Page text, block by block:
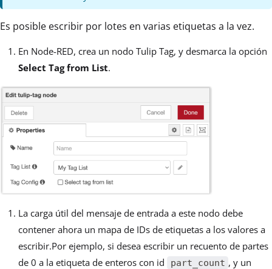
Es posible escribir por lotes en varias etiquetas a la vez.
En Node-RED, crea un nodo Tulip Tag, y desmarca la opción
Select Tag from List.
La carga útil del mensaje de entrada a este nodo debe
contener ahora un mapa de IDs de etiquetas a los valores a
escribir.Por ejemplo, si desea escribir un recuento de partes
de 0 a la etiqueta de enteros con id
part_count , y un